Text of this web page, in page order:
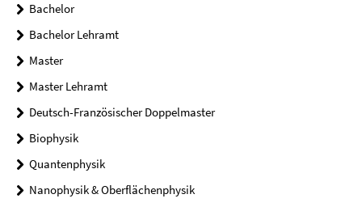
Bachelor
Bachelor Lehramt
Master
Master Lehramt
Deutsch-Französischer Doppelmaster
Biophysik
Quantenphysik
Nanophysik & Oberflächenphysik